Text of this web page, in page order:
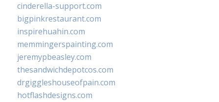
cinderella-support.com
bigpinkrestaurant.com
inspirehuahin.com
memmingerspainting.com
jeremypbeasley.com
thesandwichdepotcos.com
drgiggleshouseofpain.com
hotflashdesigns.com